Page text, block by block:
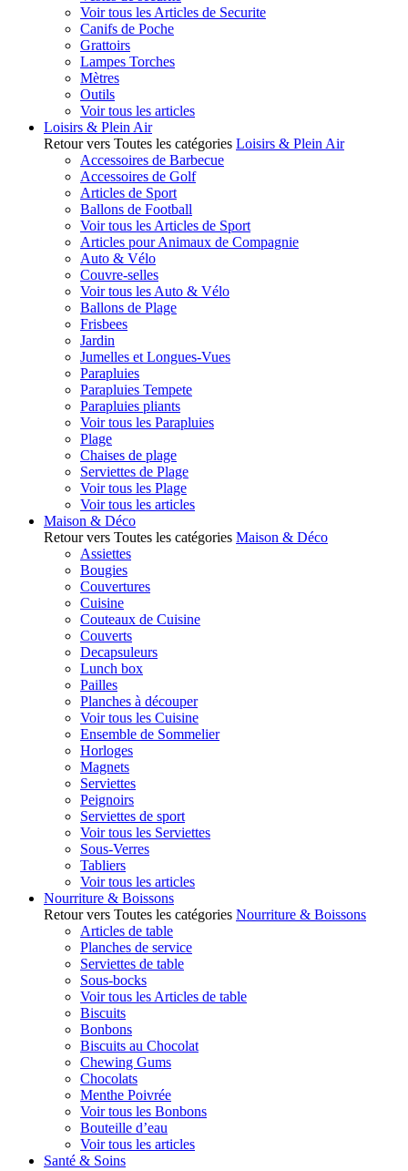
Voir tous les Articles de Securite
Canifs de Poche
Grattoirs
Lampes Torches
Mètres
Outils
Voir tous les articles
Loisirs & Plein Air
Retour vers Toutes les catégories Loisirs & Plein Air
Accessoires de Barbecue
Accessoires de Golf
Articles de Sport
Ballons de Football
Voir tous les Articles de Sport
Articles pour Animaux de Compagnie
Auto & Vélo
Couvre-selles
Voir tous les Auto & Vélo
Ballons de Plage
Frisbees
Jardin
Jumelles et Longues-Vues
Parapluies
Parapluies Tempete
Parapluies pliants
Voir tous les Parapluies
Plage
Chaises de plage
Serviettes de Plage
Voir tous les Plage
Voir tous les articles
Maison & Déco
Retour vers Toutes les catégories Maison & Déco
Assiettes
Bougies
Couvertures
Cuisine
Couteaux de Cuisine
Couverts
Decapsuleurs
Lunch box
Pailles
Planches à découper
Voir tous les Cuisine
Ensemble de Sommelier
Horloges
Magnets
Serviettes
Peignoirs
Serviettes de sport
Voir tous les Serviettes
Sous-Verres
Tabliers
Voir tous les articles
Nourriture & Boissons
Retour vers Toutes les catégories Nourriture & Boissons
Articles de table
Planches de service
Serviettes de table
Sous-bocks
Voir tous les Articles de table
Biscuits
Bonbons
Biscuits au Chocolat
Chewing Gums
Chocolats
Menthe Poivrée
Voir tous les Bonbons
Bouteille d’eau
Voir tous les articles
Santé & Soins